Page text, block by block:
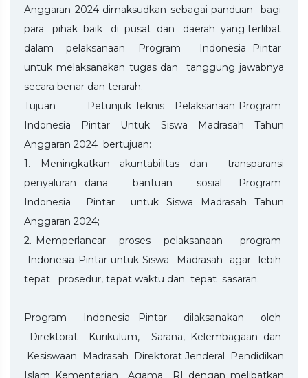
Anggaran 2024 dimaksudkan sebagai panduan bagi
para pihak baik di pusat dan daerah yang terlibat
dalam pelaksanaan Program Indonesia Pintar
untuk melaksanakan tugas dan tanggung jawabnya
secara benar dan terarah.
Tujuan Petunjuk Teknis Pelaksanaan Program
Indonesia Pintar Untuk Siswa Madrasah Tahun
Anggaran 2024 bertujuan:
1. Meningkatkan akuntabilitas dan transparansi
penyaluran dana bantuan sosial Program
Indonesia Pintar untuk Siswa Madrasah Tahun
Anggaran 2024;
2. Memperlancar proses pelaksanaan program
Indonesia Pintar untuk Siswa Madrasah agar lebih
tepat prosedur, tepat waktu dan tepat sasaran.
Program Indonesia Pintar dilaksanakan oleh
Direktorat Kurikulum, Sarana, Kelembagaan dan
Kesiswaan Madrasah Direktorat Jenderal Pendidikan
Islam Kementerian Agama RI dengan melibatkan